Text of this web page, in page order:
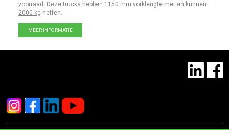
voorraad . Deze trucks hebben 1150 mm vorklengte met en kunnen
2000 kg heffen.
MEER INFORMATIE